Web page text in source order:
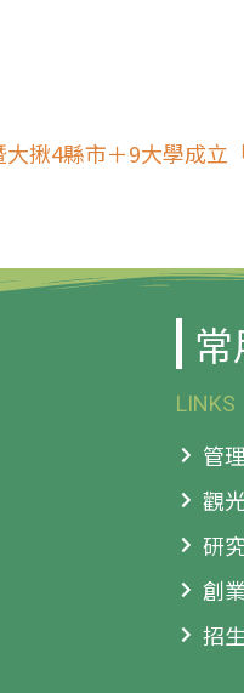
揪4縣市＋9大學成立
LINKS
管
觀
研
創
招